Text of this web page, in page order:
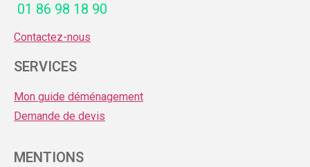
01 86 98 18 90
Contactez-nous
SERVICES
Mon guide déménagement
Demande de devis
MENTIONS